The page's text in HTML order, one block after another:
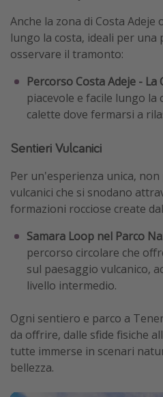
Anche la zona di Costa
lungo la costa, ideali per
osservare il tramonto:
Percorso Costa Adeje - La
piacevole e facile lungo la
calette dove fermarsi a
Sentieri Vulcanici
Per un'esperienza unica,
vulcanici che si snodano
formazioni rocciose create
Samara Loop nel Parco
percorso circolare che
sul paesaggio vulcanico,
livello intermedio.
Ogni sentiero e parco a
da offrire, dalle sfide fisiche
tutte immerse in scenari
bellezza.